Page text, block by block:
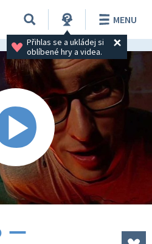
Přihlas se a ukládej si
oblíbené hry a videa.
MENU
—